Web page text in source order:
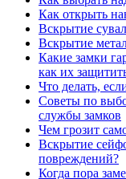
Как открыть
Вскрытие
Вскрытие
Какие замки
как их
Что делать,
Советы по
службы замков
Чем грозит
Вскрытие
повреждений?
Когда пора